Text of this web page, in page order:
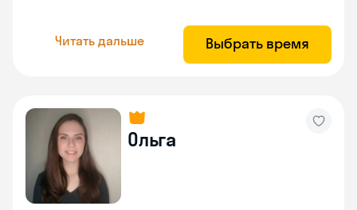
Читать дальше Выбрать время
Ольга